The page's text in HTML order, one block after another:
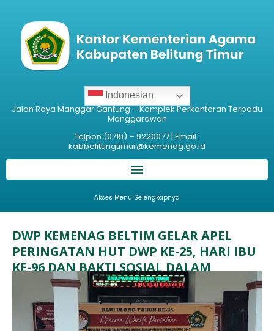
Jalan Raya Manggar Gantung – Komplek Perkantoran Terpadu
Manggarawan
Telpon (0719) – 9220077 | Email :
kabbelitungtimur@kemenag.go.id
Indonesian
Akses Menu Selengkapnya
DWP KEMENAG BELTIM GELAR APEL
PERINGATAN HUT DWP KE-25, HARI IBU
KE-96 DAN BAKTI SOSIAL DALAM
RANGKA HAB KEMENAG KE-79
Humas Kemenag Beltim 17/12/2024